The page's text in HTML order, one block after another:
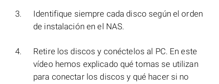
Identifique siempre cada disco según el orden
de instalación en el NAS.
Retire los discos y conéctelos al PC. En este
vídeo hemos explicado qué tomas se utilizan
para conectar los discos y qué hacer si no